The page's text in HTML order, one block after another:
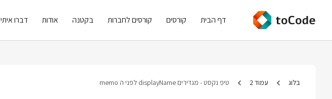
דף הבית קורסים קורסים לחברות בקטנה אודות דברו איתי
בלוג עמוד 2 טיפ נקסט - מגדירים displayName לפני ה memo